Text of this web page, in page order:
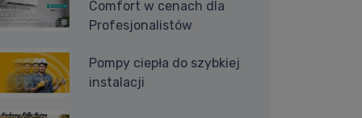
Comfort w cenach dla
Profesjonalistów
Pompy ciepła do szybkiej
instalacji